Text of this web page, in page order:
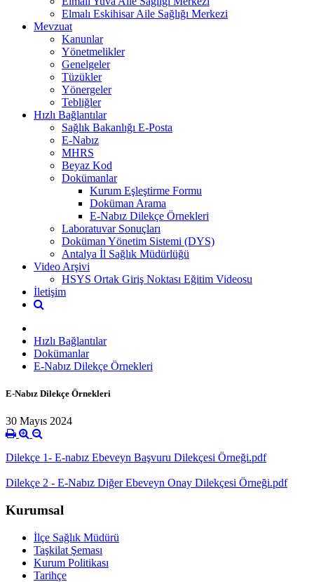
Elmalı Eskihisar Aile Sağlığı Merkezi
Mevzuat
Kanunlar
Yönetmelikler
Genelgeler
Tüzükler
Yönergeler
Tebliğler
Hızlı Bağlantılar
Sağlık Bakanlığı E-Posta
E-Nabız
MHRS
Beyaz Kod
Dokümanlar
Kurum Eşleştirme Formu
Doküman Arama
E-Nabız Dilekçe Örnekleri
Laboratuvar Sonuçları
Doküman Yönetim Sistemi (DYS)
Antalya İl Sağlık Müdürlüğü
Video Arşivi
HSYS Ortak Giriş Noktası Eğitim Videosu
İletişim
Hızlı Bağlantılar
Dokümanlar
E-Nabız Dilekçe Örnekleri
E-Nabız Dilekçe Örnekleri
30 Mayıs 2024
Dilekçe 1- E-nabız Ebeveyn Başvuru Dilekçesi Örneği.pdf
Dilekçe 2 - E-Nabız Diğer Ebeveyn Onay Dilekçesi Örneği.pdf
Kurumsal
İlçe Sağlık Müdürü
Taşkilat Şeması
Kurum Politikası
Tarihçe